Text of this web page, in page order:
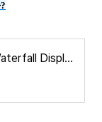
Apple Vision Pro 이후, ‘Waterfall Display', 두 개의 칩셋, 공간 오디오 지원 등이 특징인 이 아이폰 비전